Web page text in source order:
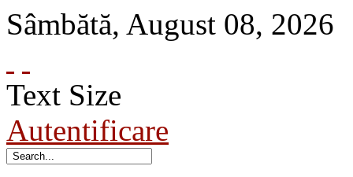
Sâmbătă, August 08, 2026
Text Size
Autentificare